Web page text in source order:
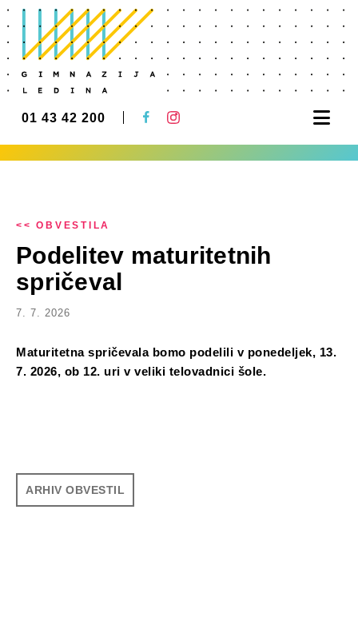
01 43 42 200
<< OBVESTILA
Podelitev maturitetnih
spričeval
7. 7. 2026
Maturitetna spričevala bomo podelili v ponedeljek, 13.
7. 2026, ob 12. uri v veliki telovadnici šole.
ARHIV OBVESTIL